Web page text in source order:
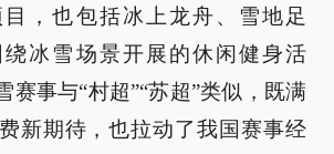
，也包括冰上龙舟、雪地足
冰雪场景开展的休闲健身活
赛事与“村超”“苏超”类似，既满
新期待，也拉动了我国赛事经